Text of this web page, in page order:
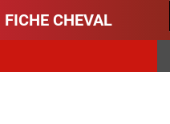
FICHE CHEVAL